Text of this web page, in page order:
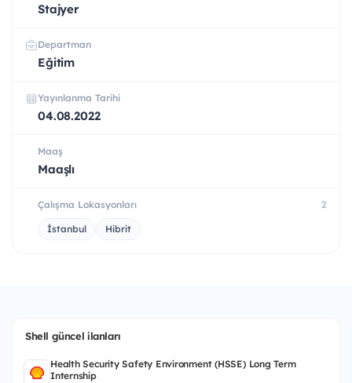
Stajyer
Departman
Eğitim
Yayınlanma Tarihi
04.08.2022
Maaş
Maaşlı
Çalışma Lokasyonları 2
İstanbul Hibrit
Shell güncel ilanları
Health Security Safety Environment (HSSE) Long Term
Internship